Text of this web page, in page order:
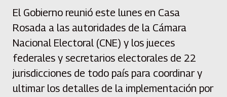
El Gobierno reunió este lunes en Casa
Rosada a las autoridades de la Cámara
Nacional Electoral (CNE) y los jueces
federales y secretarios electorales de 22
jurisdicciones de todo país para coordinar y
ultimar los detalles de la implementación por